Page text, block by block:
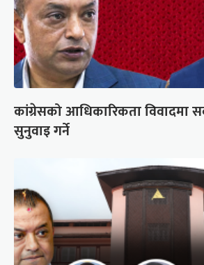
कांग्रेसको आधिकारिकता विवादमा
सुनुवाइ गर्ने